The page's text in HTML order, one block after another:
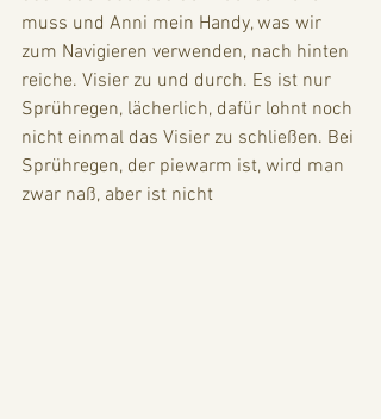
muss und Anni mein Handy, was wir
zum Navigieren verwenden, nach hinten
reiche. Visier zu und durch. Es ist nur
Sprühregen, lächerlich, dafür lohnt noch
nicht einmal das Visier zu schließen. Bei
Sprühregen, der piewarm ist, wird man
zwar naß, aber ist nicht